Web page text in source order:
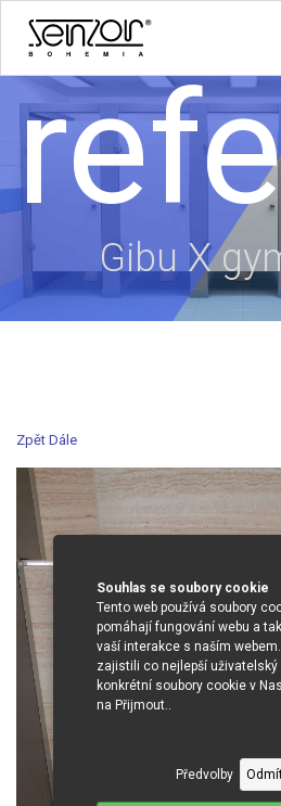
Souhlas se soubory cookie
Tento web používá soubory
pomáhají fungování webu a
vaší interakce s naším
zajistili co nejlepší uživatelský
konkrétní soubory cookie v
na Přijmout..
Předvolby
Gibu X
Zpět Dále